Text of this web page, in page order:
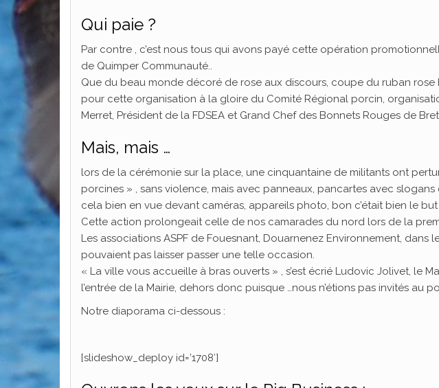
Qui paie ?
Par contre , c’est nous tous qui avons payé cette opération
de Quimper Communauté..
Que du beau monde décoré de rose aux discours, coupe du ruban
pour cette organisation à la gloire du Comité Régional porcin,
Merret, Président de la FDSEA et Grand Chef des Bonnets Rouges de
Mais, mais …
lors de la cérémonie sur la place, une cinquantaine de militants ont
porcines » , sans violence, mais avec panneaux, pancartes avec
cela bien en vue devant caméras, appareils photo, bon c’était bien le
Cette action prolongeait celle de nos camarades du nord lors de la
Les associations ASPF de Fouesnant, Douarnenez Environnement,
pouvaient pas laisser passer une telle occasion.
« La ville vous accueille à bras ouverts » , s’est écrié Ludovic Jolivet, le
l’entrée de la Mairie, dehors donc puisque …nous n’étions pas invités au
Notre diaporama ci-dessous :
[slideshow_deploy id=’1708′]